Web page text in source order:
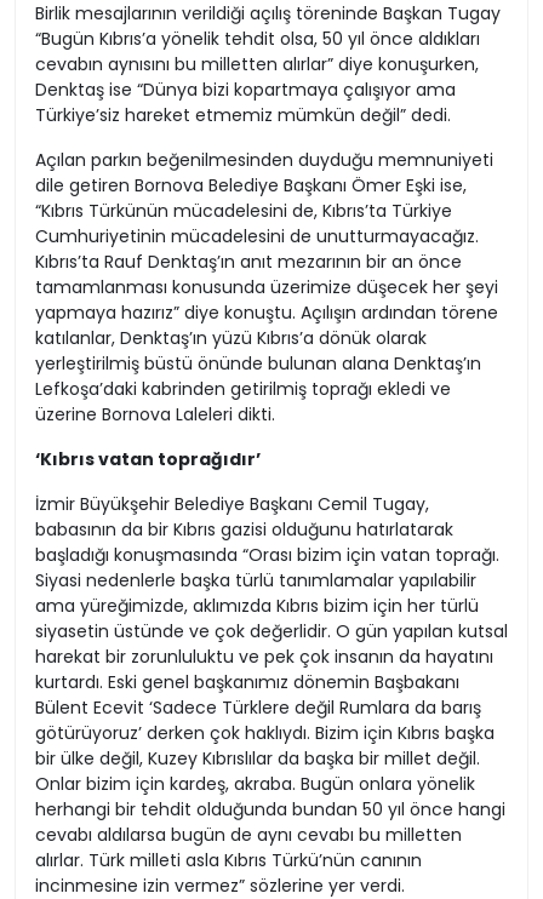
Birlik mesajlarının verildiği açılış töreninde Başkan Tugay
“Bugün Kıbrıs’a yönelik tehdit olsa, 50 yıl önce aldıkları
cevabın aynısını bu milletten alırlar” diye konuşurken,
Denktaş ise “Dünya bizi kopartmaya çalışıyor ama
Türkiye’siz hareket etmemiz mümkün değil” dedi.
Açılan parkın beğenilmesinden duyduğu memnuniyeti
dile getiren Bornova Belediye Başkanı Ömer Eşki ise,
“Kıbrıs Türkünün mücadelesini de, Kıbrıs’ta Türkiye
Cumhuriyetinin mücadelesini de unutturmayacağız.
Kıbrıs’ta Rauf Denktaş’ın anıt mezarının bir an önce
tamamlanması konusunda üzerimize düşecek her şeyi
yapmaya hazırız” diye konuştu. Açılışın ardından törene
katılanlar, Denktaş’ın yüzü Kıbrıs’a dönük olarak
yerleştirilmiş büstü önünde bulunan alana Denktaş’ın
Lefkoşa’daki kabrinden getirilmiş toprağı ekledi ve
üzerine Bornova Laleleri dikti.
‘Kıbrıs vatan toprağıdır’
İzmir Büyükşehir Belediye Başkanı Cemil Tugay,
babasının da bir Kıbrıs gazisi olduğunu hatırlatarak
başladığı konuşmasında “Orası bizim için vatan toprağı.
Siyasi nedenlerle başka türlü tanımlamalar yapılabilir
ama yüreğimizde, aklımızda Kıbrıs bizim için her türlü
siyasetin üstünde ve çok değerlidir. O gün yapılan kutsal
harekat bir zorunluluktu ve pek çok insanın da hayatını
kurtardı. Eski genel başkanımız dönemin Başbakanı
Bülent Ecevit ‘Sadece Türklere değil Rumlara da barış
götürüyoruz’ derken çok haklıydı. Bizim için Kıbrıs başka
bir ülke değil, Kuzey Kıbrıslılar da başka bir millet değil.
Onlar bizim için kardeş, akraba. Bugün onlara yönelik
herhangi bir tehdit olduğunda bundan 50 yıl önce hangi
cevabı aldılarsa bugün de aynı cevabı bu milletten
alırlar. Türk milleti asla Kıbrıs Türkü’nün canının
incinmesine izin vermez” sözlerine yer verdi.